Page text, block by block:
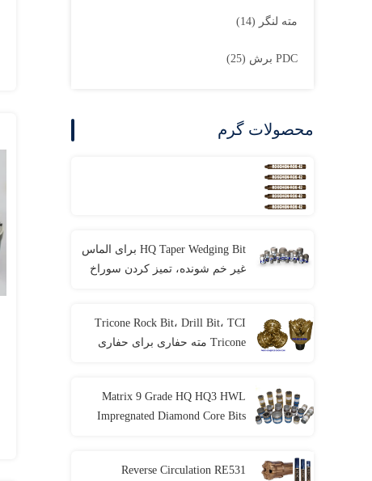
مته لنگر (14)
PDC برش (25)
محصولات گرم
HQ Taper Wedging Bit برای الماس
غیر خم شونده، تمیز کردن سوراخ
Tricone Rock Bit، Drill Bit، TCI
Tricone مته حفاری برای حفاری
Matrix 9 Grade HQ HQ3 HWL
Impregnated Diamond Core Bits
Reverse Circulation RE531